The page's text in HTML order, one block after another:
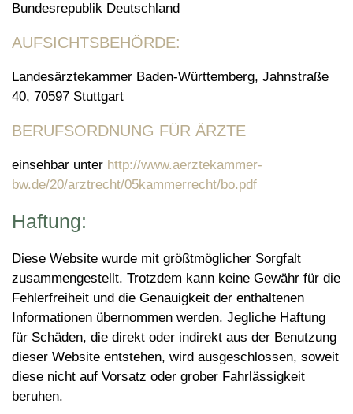
Bundesrepublik Deutschland
AUFSICHTSBEHÖRDE:
Landesärztekammer Baden-Württemberg, Jahnstraße
40, 70597 Stuttgart
BERUFSORDNUNG FÜR ÄRZTE
einsehbar unter http://www.aerztekammer-
bw.de/20/arztrecht/05kammerrecht/bo.pdf
Haftung:
Diese Website wurde mit größtmöglicher Sorgfalt
zusammengestellt. Trotzdem kann keine Gewähr für die
Fehlerfreiheit und die Genauigkeit der enthaltenen
Informationen übernommen werden. Jegliche Haftung
für Schäden, die direkt oder indirekt aus der Benutzung
dieser Website entstehen, wird ausgeschlossen, soweit
diese nicht auf Vorsatz oder grober Fahrlässigkeit
beruhen.